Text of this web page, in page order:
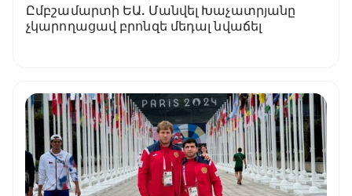
Ըմբշամարտի ԵԱ. Մանվել Խաչատրյանը
չկարողացավ բրոնզե մեդալ նվաճել